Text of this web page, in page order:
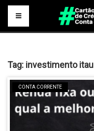
Tag: investimento itau
CONTA CORRENTE